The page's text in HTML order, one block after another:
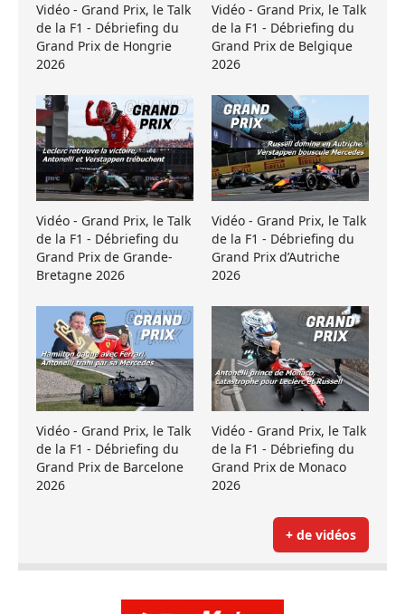
Vidéo - Grand Prix, le Talk
de la F1 - Débriefing du
Grand Prix de Hongrie
2026
Vidéo - Grand Prix, le Talk
de la F1 - Débriefing du
Grand Prix de Belgique
2026
Vidéo - Grand Prix, le Talk
de la F1 - Débriefing du
Grand Prix de Grande-
Bretagne 2026
Vidéo - Grand Prix, le Talk
de la F1 - Débriefing du
Grand Prix d’Autriche
2026
Vidéo - Grand Prix, le Talk
de la F1 - Débriefing du
Grand Prix de Barcelone
2026
Vidéo - Grand Prix, le Talk
de la F1 - Débriefing du
Grand Prix de Monaco
2026
+ de vidéos